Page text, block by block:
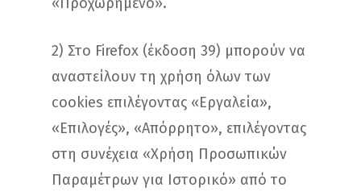
2) Στο Firefox (έκδοση 39) μπορούν να
αναστείλουν τη χρήση όλων των
cookies επιλέγοντας «Εργαλεία»,
«Επιλογές», «Απόρρητο», επιλέγοντας
στη συνέχεια «Χρήση Προσωπικών
Παραμέτρων για Ιστορικό» από το